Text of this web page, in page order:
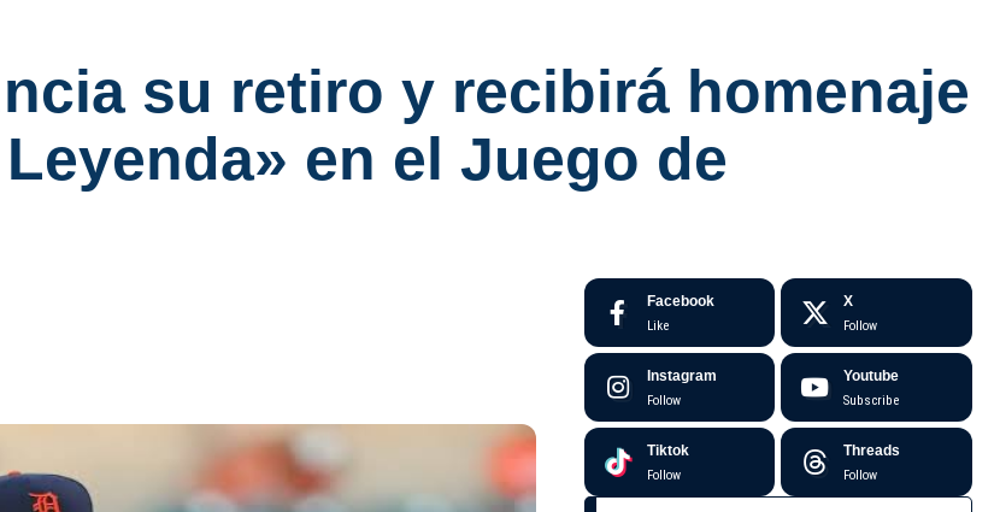
su retiro y recibirá homenaje
en el Juego de
Facebook
Like
X
Follow
Instagram
Follow
Youtube
Subscribe
Tiktok
Follow
Threads
Follow